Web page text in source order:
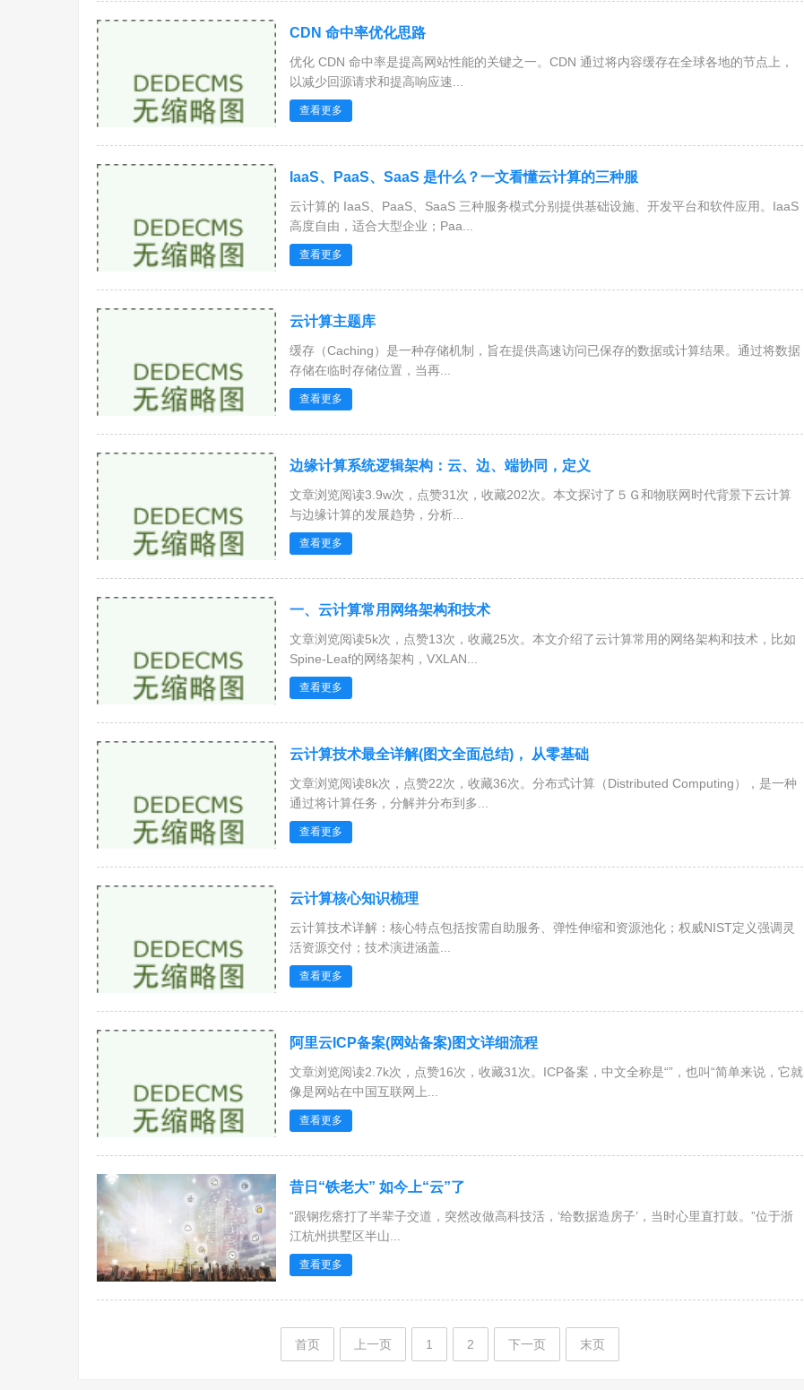
CDN 命中率优化思路
优化 CDN 命中率是提高网站性能的关键之一。CDN 通过将内容缓存在全球各地的节点上，
以减少回源请求和提高响应速...
查看更多
IaaS、PaaS、SaaS 是什么？一文看懂云计算的三种服
云计算的 IaaS、PaaS、SaaS 三种服务模式分别提供基础设施、开发平台和软件应用。IaaS
高度自由，适合大型企业；Paa...
查看更多
云计算主题库
缓存（Caching）是一种存储机制，旨在提供高速访问已保存的数据或计算结果。通过将数据
存储在临时存储位置，当再...
查看更多
边缘计算系统逻辑架构：云、边、端协同，定义
文章浏览阅读3.9w次，点赞31次，收藏202次。本文探讨了５Ｇ和物联网时代背景下云计算
与边缘计算的发展趋势，分析...
查看更多
一、云计算常用网络架构和技术
文章浏览阅读5k次，点赞13次，收藏25次。本文介绍了云计算常用的网络架构和技术，比如
Spine-Leaf的网络架构，VXLAN...
查看更多
云计算技术最全详解(图文全面总结)， 从零基础
文章浏览阅读8k次，点赞22次，收藏36次。分布式计算（Distributed Computing），是一种
通过将计算任务，分解并分布到多...
查看更多
云计算核心知识梳理
云计算技术详解：核心特点包括按需自助服务、弹性伸缩和资源池化；权威NIST定义强调灵
活资源交付；技术演进涵盖...
查看更多
阿里云ICP备案(网站备案)图文详细流程
文章浏览阅读2.7k次，点赞16次，收藏31次。ICP备案，中文全称是“”，也叫“简单来说，它就
像是网站在中国互联网上...
查看更多
昔日“铁老大” 如今上“云”了
“跟钢疙瘩打了半辈子交道，突然改做高科技活，‘给数据造房子’，当时心里直打鼓。”位于浙
江杭州拱墅区半山...
查看更多
首页 上一页 1 2 下一页 末页